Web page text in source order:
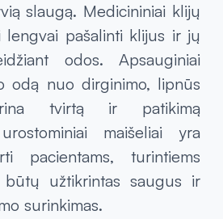
slaugą. Medicininiai klijų
lengvai pašalinti klijus ir jų
odos. Apsauginiai
odą nuo dirginimo, lipnūs
tvirtą ir patikimą
maišeliai yra
pacientams, turintiems
būtų užtikrintas saugus ir
surinkimas.